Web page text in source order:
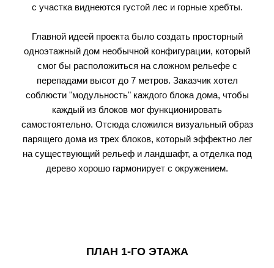
с участка виднеются густой лес и горные хребты.
Главной идеей проекта было создать просторный
одноэтажный дом необычной конфигурации, который
смог бы расположиться на сложном рельефе с
перепадами высот до 7 метров. Заказчик хотел
соблюсти "модульность" каждого блока дома, чтобы
каждый из блоков мог функционировать
самостоятельно. Отсюда сложился визуальный образ
парящего дома из трех блоков, который эффектно лег
на существующий рельеф и ландшафт, а отделка под
дерево хорошо гармонирует с окружением.
ПЛАН 1-ГО ЭТАЖА